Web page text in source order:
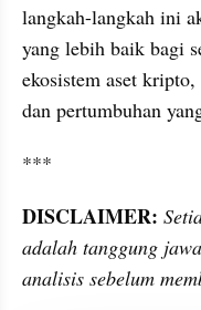
langkah-langkah ini
yang lebih baik bagi
ekosistem aset
dan pertumbuhan
***
DISCLAIMER:
adalah tanggung
analisis sebelum